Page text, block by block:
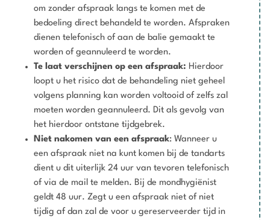
om zonder afspraak langs te komen met de
bedoeling direct behandeld te worden. Afspraken
dienen telefonisch of aan de balie gemaakt te
worden of geannuleerd te worden.
Te laat verschijnen op een afspraak: Hierdoor
loopt u het risico dat de behandeling niet geheel
volgens planning kan worden voltooid of zelfs zal
moeten worden geannuleerd. Dit als gevolg van
het hierdoor ontstane tijdgebrek.
Niet nakomen van een afspraak: Wanneer u
een afspraak niet na kunt komen bij de tandarts
dient u dit uiterlijk 24 uur van tevoren telefonisch
of via de mail te melden. Bij de mondhygiënist
geldt 48 uur. Zegt u een afspraak niet of niet
tijdig af dan zal de voor u gereserveerder tijd in